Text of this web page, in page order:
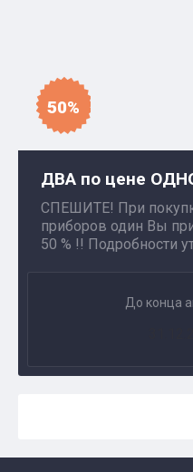
50%
ДВА по цене
СПЕШИТЕ! При
приборов один Вы
50 % !! Подробности
До конца